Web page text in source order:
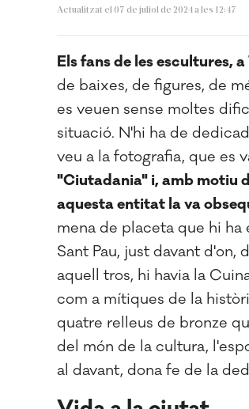
Actualitzat el 07 de juliol de 2024 a les 12:47
Els fans de les escultures,
de baixes, de figures, de
es veuen sense moltes
situació. N'hi ha de
veu a la fotografia, que es
"Ciutadania" i, amb motiu
aquesta entitat la va
mena de placeta que hi
Sant Pau, just davant
aquell tros, hi havia la
com a mítiques de la
quatre relleus de bronze
del món de la cultura,
al davant, dona fe de la